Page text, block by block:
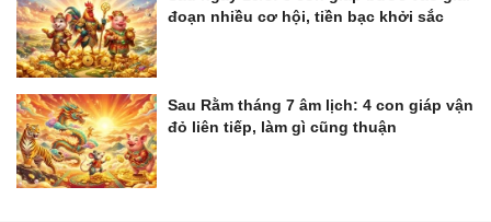
đoạn nhiều cơ hội, tiền bạc khởi sắc
Sau Rằm tháng 7 âm lịch: 4 con giáp vận
đỏ liên tiếp, làm gì cũng thuận